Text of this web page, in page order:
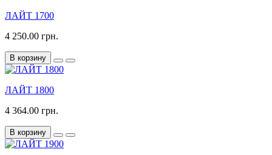
ЛАЙТ 1700
4 250.00 грн.
В корзину
ЛАЙТ 1800
4 364.00 грн.
В корзину